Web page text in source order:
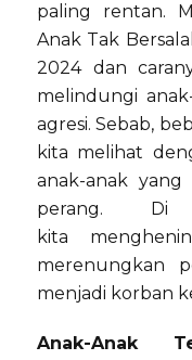
paling rentan.
Anak Tak
2024 dan
melindungi
agresi. Sebab,
kita melihat
anak-anak
perang.
kita
merenungkan
menjadi korban
Anak-Anak